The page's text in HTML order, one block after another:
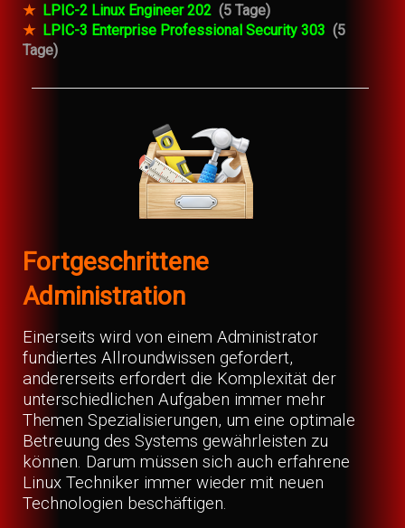
★ LPIC-2 Linux Engineer 202 (5 Tage)
★ LPIC-3 Enterprise Professional Security 303 (5
Tage)
Fortgeschrittene
Administration
Einerseits wird von einem Administrator
fundiertes Allroundwissen gefordert,
andererseits erfordert die Komplexität der
unterschiedlichen Aufgaben immer mehr
Themen Spezialisierungen, um eine optimale
Betreuung des Systems gewährleisten zu
können. Darum müssen sich auch erfahrene
Linux Techniker immer wieder mit neuen
Technologien beschäftigen.